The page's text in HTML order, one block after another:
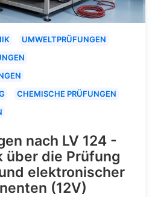
UMWELTPRÜFUNGEN
CHEMISCHE PRÜFUNGEN
nach LV 124 -
über die Prüfung
elektronischer
(12V)